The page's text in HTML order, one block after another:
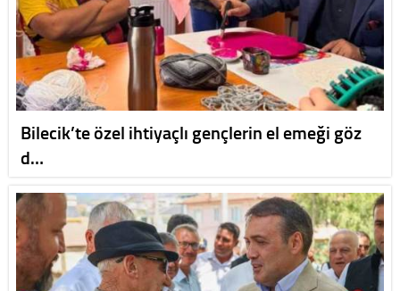
Bilecik’te özel ihtiyaçlı gençlerin el emeği göz
d…